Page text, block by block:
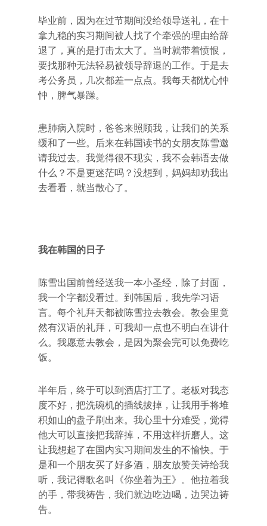
毕业前，因为在过节期间没给领导送礼，在十
拿九稳的实习期间被人找了个牵强的理由给辞
退了，真的是打击太大了。当时就带着愤恨，
要找那种无法轻易被领导辞退的工作。于是去
考公务员，几次都差一点点。我每天都忧心忡
忡，脾气暴躁。
患肺病入院时，爸爸来照顾我，让我们的关系
缓和了一些。后来在韩国读书的女朋友陈雪邀
请我过去。我觉得很不现实，我不会韩语去做
什么？不是更迷茫吗？没想到，妈妈却劝我出
去看看，就当散心了。
我在韩国的日子
陈雪出国前曾经送我一本小圣经，除了封面，
我一个字都没看过。到韩国后，我先学习语
言。每个礼拜天都被陈雪拉去教会。教会里竟
然有汉语的礼拜，可我却一点也不明白在讲什
么。我愿意去教会，是因为聚会完可以免费吃
饭。
半年后，终于可以到酒店打工了。老板对我态
度不好，把洗碗机的插线拔掉，让我用手将堆
积如山的盘子刷出来。我心里十分难受，觉得
他大可以直接把我辞掉，不用这样折磨人。这
让我想起了在国内实习期间发生的不愉快。于
是和一个朋友买了好多酒，朋友放赞美诗给我
听，我记得歌名叫《你坐着为王》。他拉着我
的手，带我祷告，我们就边吃边喝，边哭边祷
告。